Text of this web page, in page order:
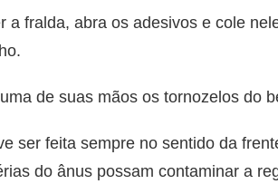
a fralda, abra os adesivos e cole
de suas mãos os tornozelos do
ser feita sempre no sentido da
do ânus possam contaminar a